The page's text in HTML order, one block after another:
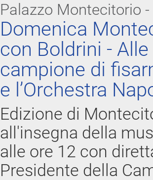
Palazzo Montecitorio
Domenica
con Boldrini -
campione di
e l’Orchestra
Edizione di
all'insegna della
alle ore 12 con
Presidente della